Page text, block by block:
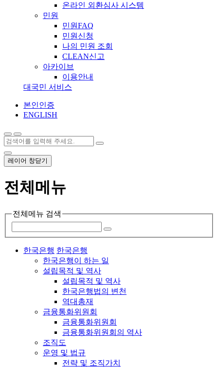
온라인 외환심사 시스템
민원
민원FAQ
민원신청
나의 민원 조회
CLEAN신고
아카이브
이용안내
대국민 서비스
본인인증
ENGLISH
레이어 창닫기
전체메뉴
전체메뉴 검색
한국은행 한국은행
한국은행이 하는 일
설립목적 및 역사
설립목적 및 역사
한국은행법의 변천
역대총재
금융통화위원회
금융통화위원회
금융통화위원회의 역사
조직도
운영 및 법규
전략 및 조직가치